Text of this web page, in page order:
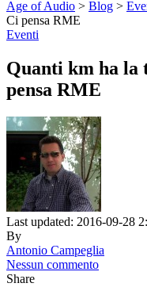
Age of Audio > Blog >
Ci pensa RME
Eventi
Quanti km ha la
pensa RME
Last updated: 2016-09-28
By
Antonio Campeglia
Nessun commento
Share